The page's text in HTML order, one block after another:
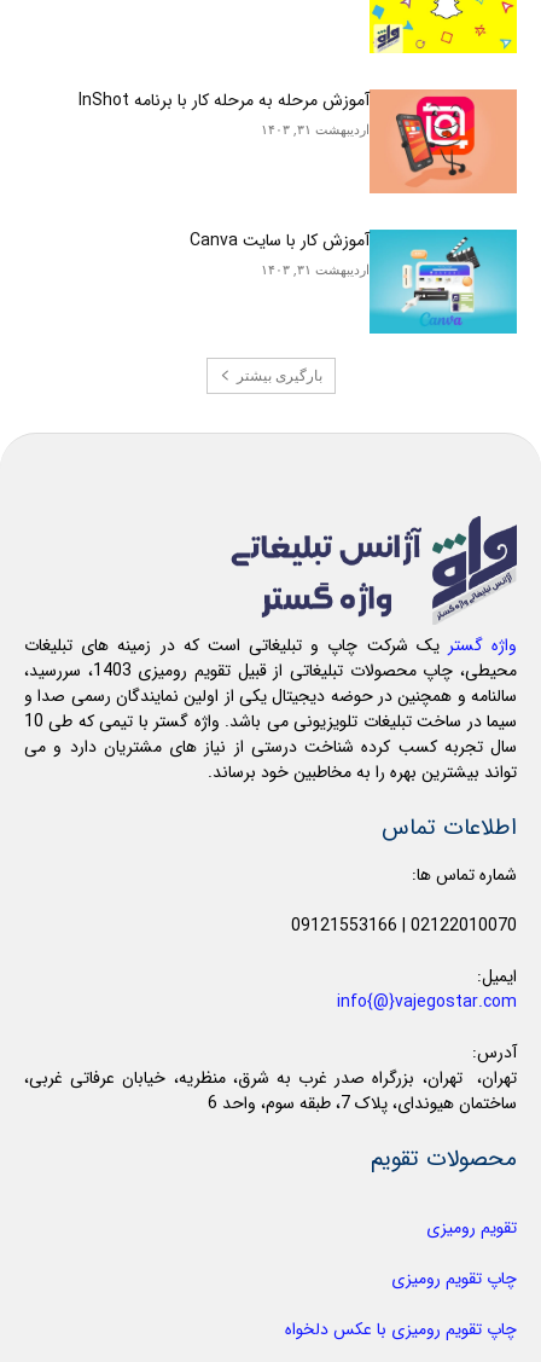
آموزش مرحله به مرحله کار با برنامه InShot
اردیبهشت ۳۱, ۱۴۰۳
آموزش کار با سایت Canva
اردیبهشت ۳۱, ۱۴۰۳
بارگیری بیشتر
واژه گستر یک شرکت چاپ و تبلیغاتی است که در زمینه های تبلیغات
محیطی، چاپ محصولات تبلیغاتی از قبیل تقویم رومیزی 1403، سررسید،
سالنامه و همچنین در حوضه دیجیتال یکی از اولین نمایندگان رسمی صدا و
سیما در ساخت تبلیغات تلویزیونی می باشد. واژه گستر با تیمی که طی 10
سال تجربه کسب کرده شناخت درستی از نیاز های مشتریان دارد و می
تواند بیشترین بهره را به مخاطبین خود برساند.
اطلاعات تماس
شماره تماس ها:
02122010070
|
09121553166
ایمیل:
info{@}vajegostar.com
آدرس:
تهران، تهران، بزرگراه صدر غرب به شرق، منظریه، خیابان عرفاتی غربی،
ساختمان هیوندای، پلاک 7، طبقه سوم، واحد 6
محصولات تقویم
تقویم رومیزی
چاپ تقویم رومیزی
چاپ تقویم رومیزی با عکس دلخواه